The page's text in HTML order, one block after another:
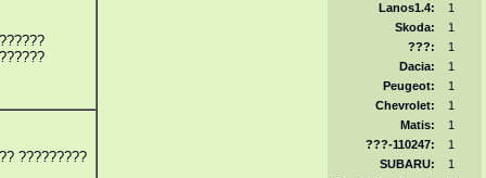
?????????
Lanos1.4:
1
Skoda:
1
???:
1
Dacia:
1
Peugeot:
1
Chevrolet:
1
Matis:
1
???-110247:
1
SUBARU:
1